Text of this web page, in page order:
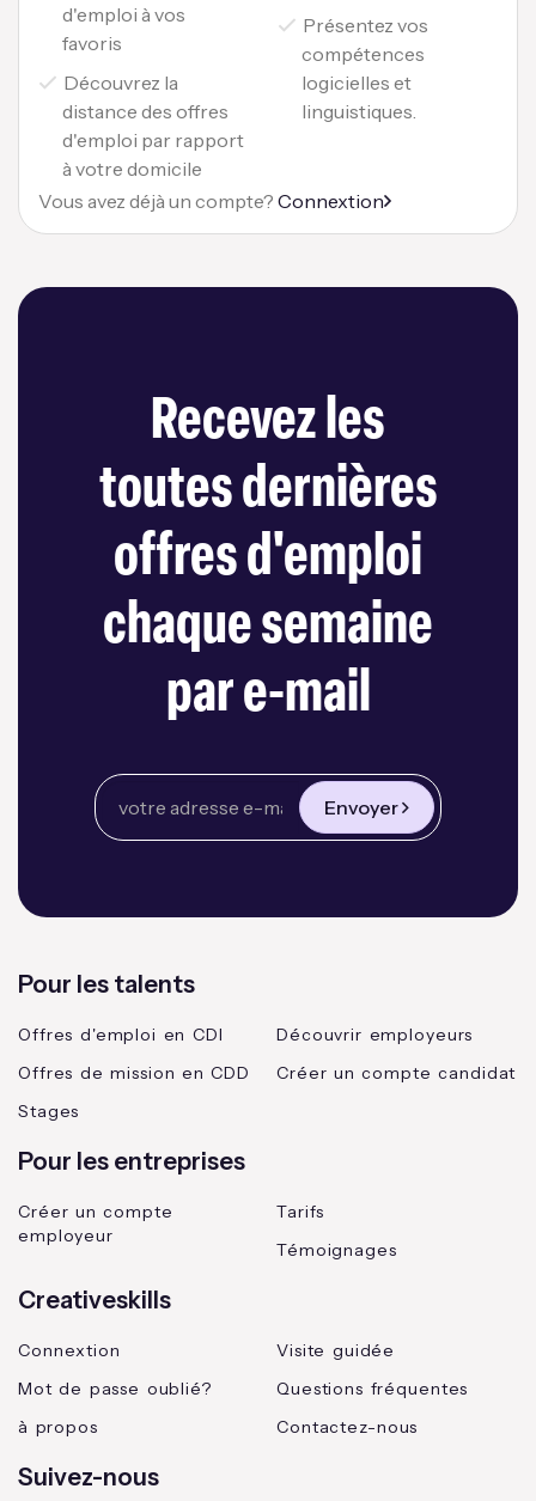
d'emploi à vos
favoris
Découvrez la
distance des offres
d'emploi par rapport
à votre domicile
Présentez vos
compétences
logicielles et
linguistiques.
Vous avez déjà un compte? Connextion
Recevez les
toutes dernières
offres d'emploi
chaque semaine
par e-mail
Envoyer
Pour les talents
Offres d'emploi en CDI
Offres de mission en CDD
Stages
Découvrir employeurs
Créer un compte candidat
Pour les entreprises
Créer un compte
employeur
Tarifs
Témoignages
Creativeskills
Connextion
Mot de passe oublié?
à propos
Visite guidée
Questions fréquentes
Contactez-nous
Suivez-nous